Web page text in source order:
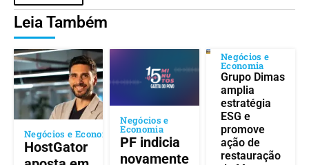
Leia Também
Negócios e Economia
HostGator
Negócios e
Economia
PF indicia
novamente
Negócios e
Economia
Grupo Dimas
amplia
estratégia
ESG e
promove
ação de
restauração